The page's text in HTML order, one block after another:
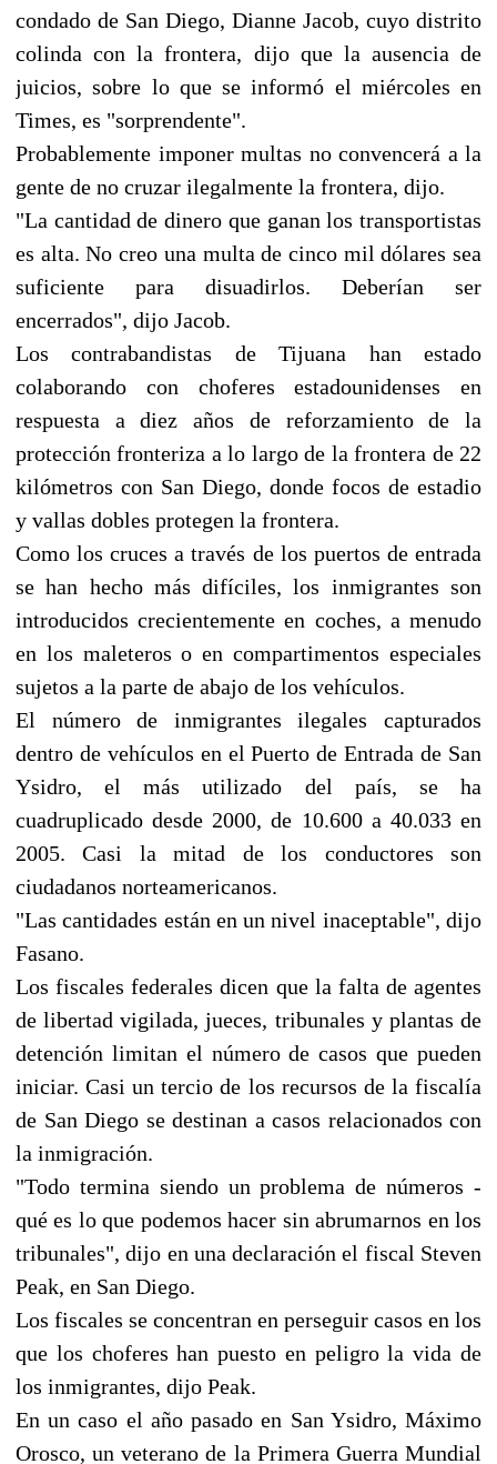
condado de San Diego, Dianne Jacob, cuyo distrito
colinda con la frontera, dijo que la ausencia de
juicios, sobre lo que se informó el miércoles en
Times, es "sorprendente".
Probablemente imponer multas no convencerá a la
gente de no cruzar ilegalmente la frontera, dijo.
"La cantidad de dinero que ganan los transportistas
es alta. No creo una multa de cinco mil dólares sea
suficiente para disuadirlos. Deberían ser
encerrados", dijo Jacob.
Los contrabandistas de Tijuana han estado
colaborando con choferes estadounidenses en
respuesta a diez años de reforzamiento de la
protección fronteriza a lo largo de la frontera de 22
kilómetros con San Diego, donde focos de estadio
y vallas dobles protegen la frontera.
Como los cruces a través de los puertos de entrada
se han hecho más difíciles, los inmigrantes son
introducidos crecientemente en coches, a menudo
en los maleteros o en compartimentos especiales
sujetos a la parte de abajo de los vehículos.
El número de inmigrantes ilegales capturados
dentro de vehículos en el Puerto de Entrada de San
Ysidro, el más utilizado del país, se ha
cuadruplicado desde 2000, de 10.600 a 40.033 en
2005. Casi la mitad de los conductores son
ciudadanos norteamericanos.
"Las cantidades están en un nivel inaceptable", dijo
Fasano.
Los fiscales federales dicen que la falta de agentes
de libertad vigilada, jueces, tribunales y plantas de
detención limitan el número de casos que pueden
iniciar. Casi un tercio de los recursos de la fiscalía
de San Diego se destinan a casos relacionados con
la inmigración.
"Todo termina siendo un problema de números -
qué es lo que podemos hacer sin abrumarnos en los
tribunales", dijo en una declaración el fiscal Steven
Peak, en San Diego.
Los fiscales se concentran en perseguir casos en los
que los choferes han puesto en peligro la vida de
los inmigrantes, dijo Peak.
En un caso el año pasado en San Ysidro, Máximo
Orosco, un veterano de la Primera Guerra Mundial